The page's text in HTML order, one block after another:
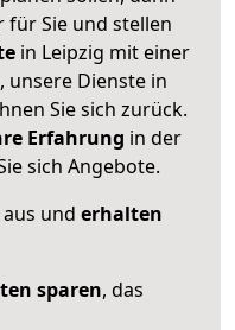
Sie und stellen
in Leipzig mit einer
, unsere Dienste in
Sie sich zurück.
Erfahrung in der
sich Angebote.
und erhalten
sparen, das